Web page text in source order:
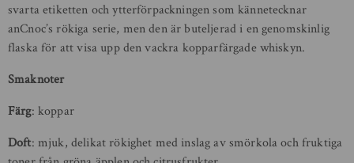
svarta etiketten och ytterförpackningen som kännetecknar
anCnoc’s rökiga serie, men den är buteljerad i en genomskinlig
flaska för att visa upp den vackra kopparfärgade whiskyn.
Smaknoter
Färg: koppar
Doft: mjuk, delikat rökighet med inslag av smörkola och fruktiga